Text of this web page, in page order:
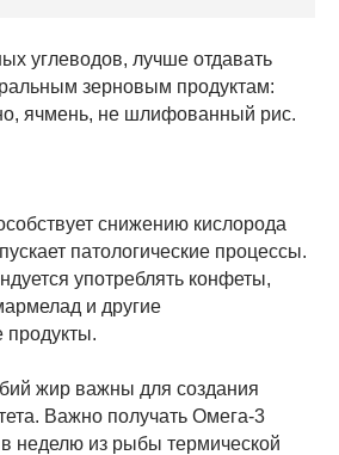
углеводов, лучше отдавать
зерновым продуктам:
ячмень, не шлифованный рис.
снижению кислорода
патологические процессы.
употреблять конфеты,
и другие
жир важны для создания
Важно получать Омега-3
неделю из рыбы термической